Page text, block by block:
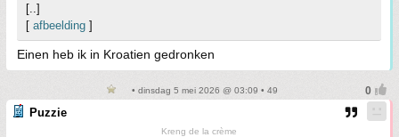
[..]
[ afbeelding ]
Einen heb ik in Kroatien gedronken
• dinsdag 5 mei 2026 @ 03:09 • 49
Puzzie
Kreng de la crème